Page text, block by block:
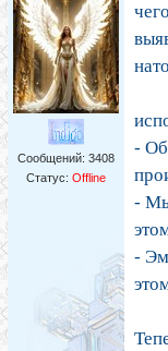
Сообщений: 3408
Статус: Offline
-
-
-